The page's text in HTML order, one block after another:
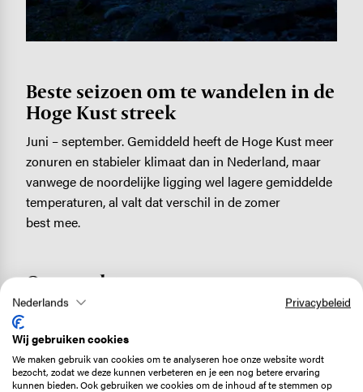
Beste seizoen om te wandelen in de
Hoge Kust streek
Juni – september. Gemiddeld heeft de Hoge Kust meer
zonuren en stabieler klimaat dan in Nederland, maar
vanwege de noordelijke ligging wel lagere gemiddelde
temperaturen, al valt dat verschil in de zomer
best mee.
Overnachten
Aan het begin, halverwege en aan het eind van de
(huisjes) op campings van de Zweedse
campingorganisatie SCR. Op dezewebsitekun je een
Nederlands Privacybeleid
Wij gebruiken cookies
We maken gebruik van cookies om te analyseren hoe onze website wordt
bezocht, zodat we deze kunnen verbeteren en je een nog betere ervaring
kunnen bieden. Ook gebruiken we cookies om de inhoud af te stemmen op